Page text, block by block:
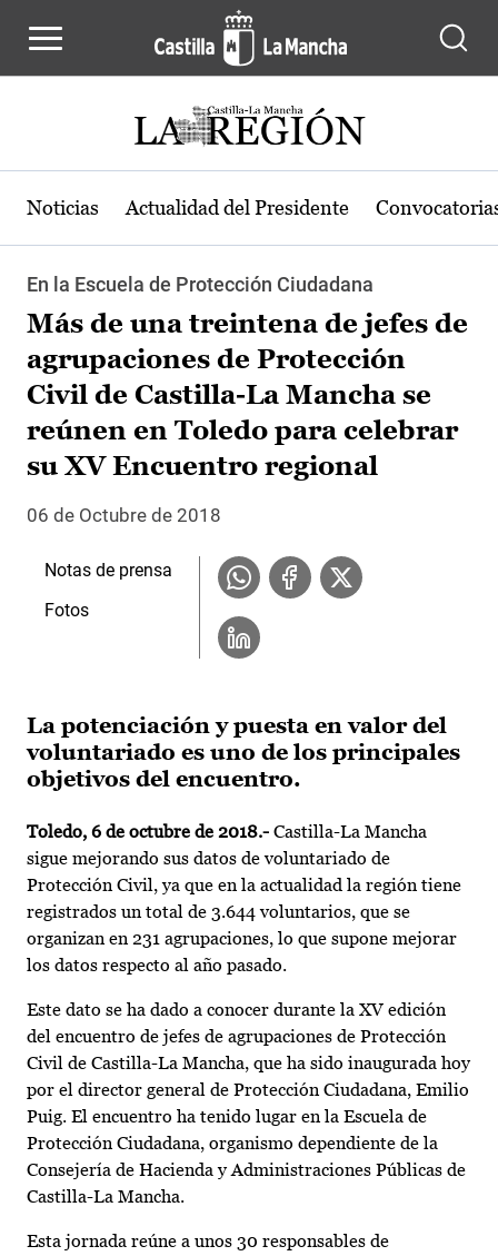
Noticias Actualidad del Presidente
En la Escuela de Protección Ciudadana
Más de una treintena de jefes de
agrupaciones de Protección
Civil de Castilla-La Mancha se
reúnen en Toledo para celebrar
su XV Encuentro regional
06 de Octubre de 2018
La potenciación y puesta en valor del
voluntariado es uno de los principales
objetivos del encuentro.
Toledo, 6 de octubre de 2018.- Castilla-La Mancha
sigue mejorando sus datos de voluntariado de
Protección Civil, ya que en la actualidad la región tiene
registrados un total de 3.644 voluntarios, que se
organizan en 231 agrupaciones, lo que supone mejorar
los datos respecto al año pasado.
Este dato se ha dado a conocer durante la XV edición
del encuentro de jefes de agrupaciones de Protección
Civil de Castilla-La Mancha, que ha sido inaugurada hoy
por el director general de Protección Ciudadana, Emilio
Puig. El encuentro ha tenido lugar en la Escuela de
Protección Ciudadana, organismo dependiente de la
Consejería de Hacienda y Administraciones Públicas de
Castilla-La Mancha.
Esta jornada reúne a unos 30 responsables de
Notas de prensa
Fotos